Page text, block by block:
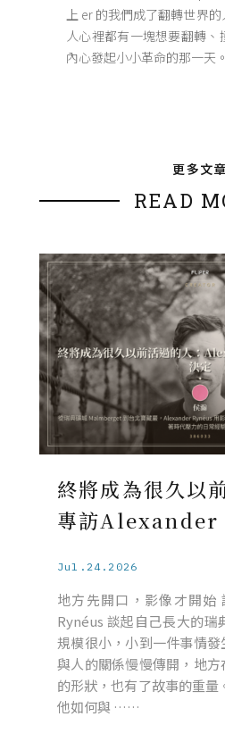
上 er 的我們成了翻轉世界
人心裡都有一塊想要翻轉、
內心發起小小革命的那一天。
更多文章
READ
終將成為很久以
專訪Alexander
Jul.24.2026
地方先開口，影像才開始
Rynéus 談起自己長大的瑞
規模很小，小到一件事情
與人的關係慢慢傳開，地
的形狀，也有了故事的重量
他如何與 ……